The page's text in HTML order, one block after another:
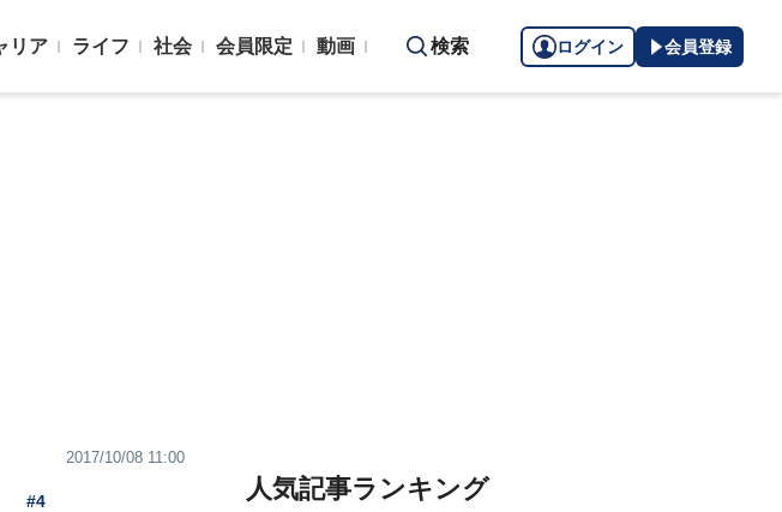
リア ライフ 社会 会員限定 動画 検索 ログイン 会員登録
2017/10/08 11:00
#4 人気記事ランキング